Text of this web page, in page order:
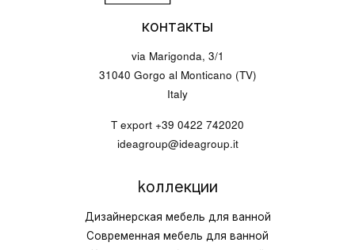
контакты
via Marigonda, 3/1
31040 Gorgo al Monticano (TV)
Italy
T export +39 0422 742020
ideagroup@ideagroup.it
kоллекции
Дизайнерская мебель для ванной
Современная мебель для ванной